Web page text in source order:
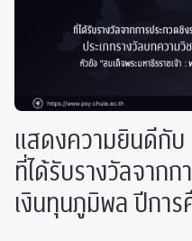
แสดงความยินดีกั
ที่ได้รับรางวัลจากก
เงินทุนภูมิพล ปีการ